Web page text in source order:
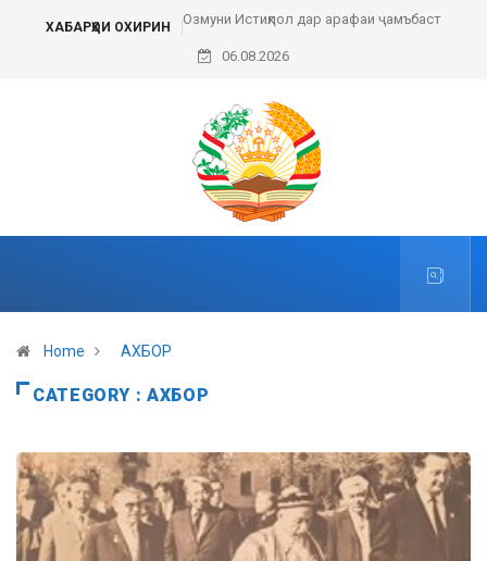
ХАБАРҲОИ ОХИРИН
дар арафаи ҷамъбаст Набзи ғазали имрӯз
06.08.2026
Home АХБОР
CATEGORY : АХБОР